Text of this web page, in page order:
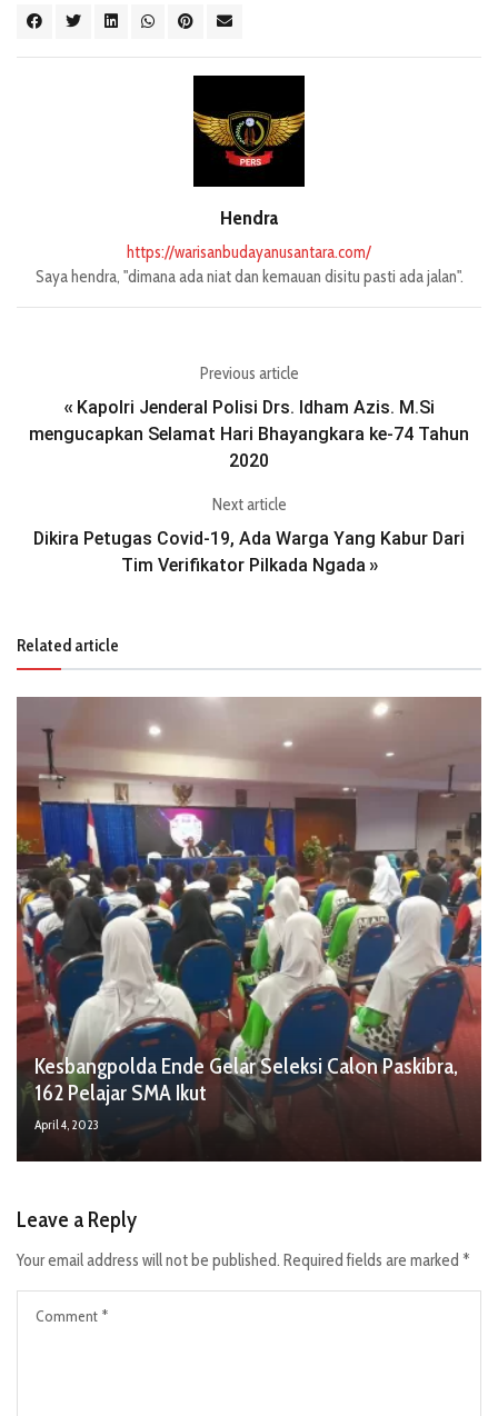
Hendra
https://warisanbudayanusantara.com/
Saya hendra, "dimana ada niat dan kemauan disitu pasti ada jalan".
Previous article
« Kapolri Jenderal Polisi Drs. Idham Azis. M.Si
mengucapkan Selamat Hari Bhayangkara ke-74 Tahun
2020
Next article
Dikira Petugas Covid-19, Ada Warga Yang Kabur Dari
Tim Verifikator Pilkada Ngada »
Related article
Kesbangpolda Ende Gelar Seleksi Calon Paskibra,
162 Pelajar SMA Ikut
April 4, 2023
Leave a Reply
Your email address will not be published. Required fields are marked *